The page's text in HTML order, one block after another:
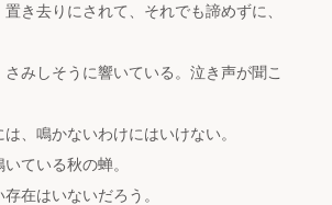
き去りにされて、それでも諦めずに、
みしそうに響いている。泣き声が聞こ
、鳴かないわけにはいけない。
ている秋の蝉。
在はいないだろう。